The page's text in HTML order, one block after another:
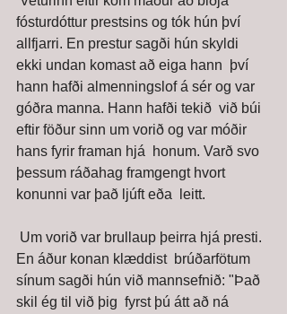
fósturdóttur prestsins og tók hún því
allfjarri. En prestur sagði hún skyldi
ekki undan komast að eiga hann  því
hann hafði almenningslof á sér og var
góðra manna. Hann hafði tekið  við búi
eftir föður sinn um vorið og var móðir
hans fyrir framan hjá  honum. Varð svo
þessum ráðahag framgengt hvort
konunni var það ljúft eða  leitt.
En áður konan klæddist  brúðarfötum
sínum sagði hún við mannsefnið: "Það
skil ég til við þig  fyrst þú átt að ná